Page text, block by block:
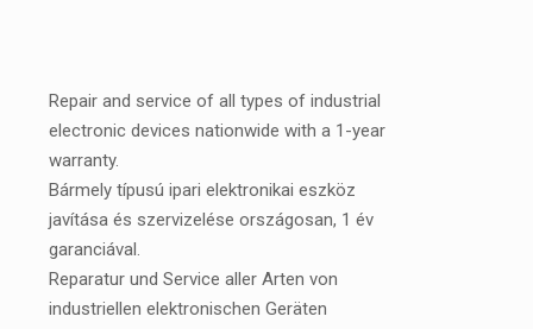
Repair and service of all types of industrial
electronic devices nationwide with a 1-year
warranty.
Bármely típusú ipari elektronikai eszköz
javítása és szervizelése országosan, 1 év
garanciával.
Reparatur und Service aller Arten von
industriellen elektronischen Geräten